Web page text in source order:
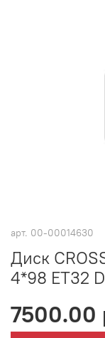
арт. 00-00014630
Диск
4*98 ET32
7500.00